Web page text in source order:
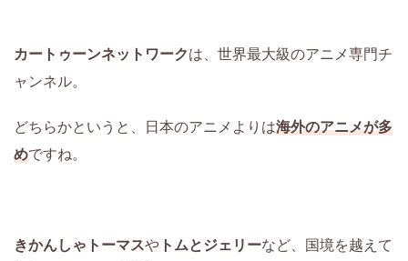
カートゥーンネットワークは、世界最大級のアニメ専門チ
ャンネル。
どちらかというと、日本のアニメよりは海外のアニメが多
めですね。
きかんしゃトーマスや トムとジェリーなど、国境を越えて